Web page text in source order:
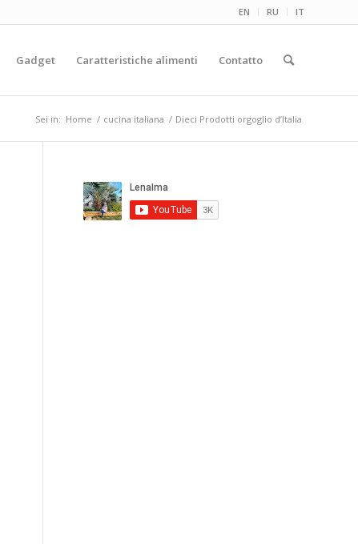
EN RU IT
Gadget Caratteristiche alimenti Contatto
Sei in: Home / cucina italiana / Dieci Prodotti orgoglio d’Italia